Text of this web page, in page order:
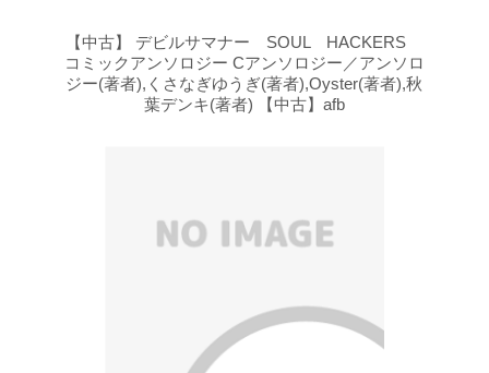
【中古】 デビルサマナー SOUL HACKERS
コミックアンソロジー Cアンソロジー／アンソロ
ジー(著者),くさなぎゆうぎ(著者),Oyster(著者),秋
葉デンキ(著者) 【中古】afb